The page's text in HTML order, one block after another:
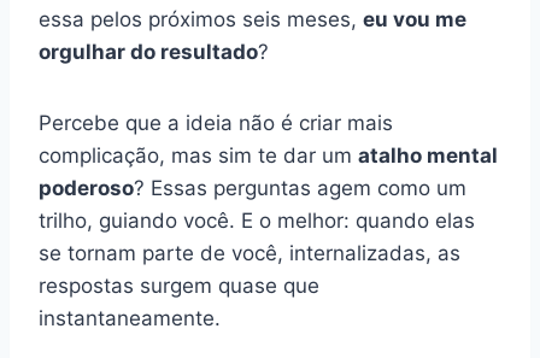
essa pelos próximos seis meses, eu vou me
orgulhar do resultado?
Percebe que a ideia não é criar mais
complicação, mas sim te dar um atalho mental
poderoso? Essas perguntas agem como um
trilho, guiando você. E o melhor: quando elas
se tornam parte de você, internalizadas, as
respostas surgem quase que
instantaneamente.